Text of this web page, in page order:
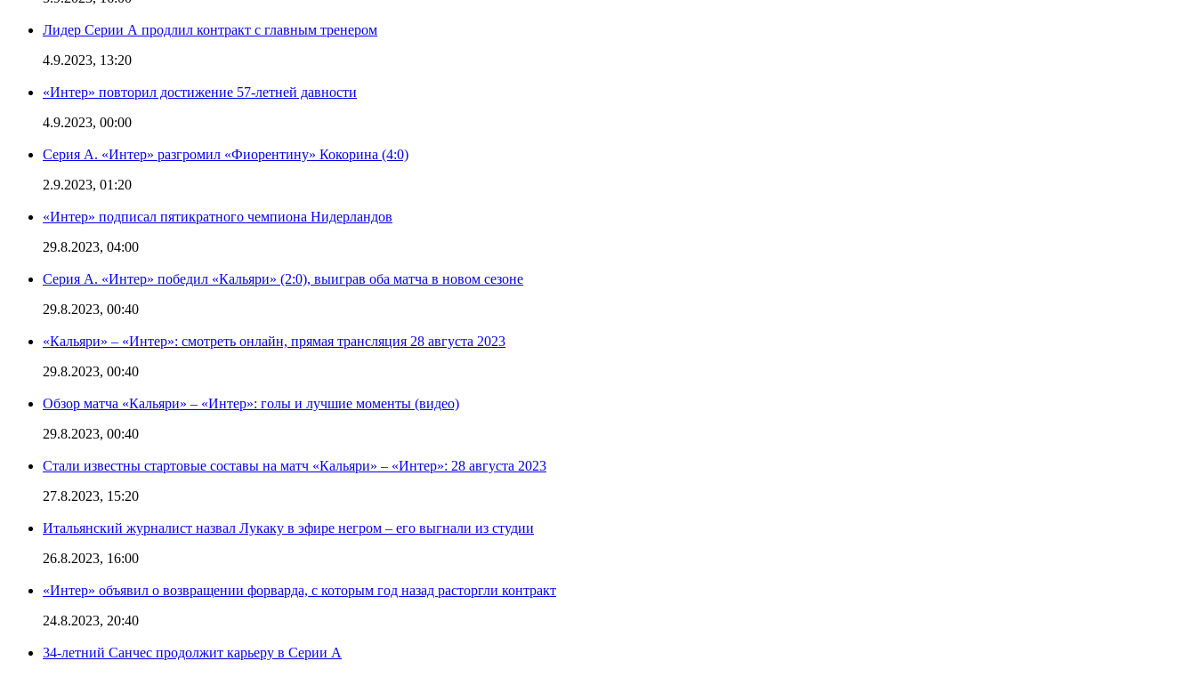
Лидер Серии А продлил контракт с главным тренером
4.9.2023, 13:20
«Интер» повторил достижение 57-летней давности
4.9.2023, 00:00
Серия А. «Интер» разгромил «Фиорентину» Кокорина (4:0)
2.9.2023, 01:20
«Интер» подписал пятикратного чемпиона Нидерландов
29.8.2023, 04:00
Серия А. «Интер» победил «Кальяри» (2:0), выиграв оба матча в новом сезоне
29.8.2023, 00:40
«Кальяри» – «Интер»: смотреть онлайн, прямая трансляция 28 августа 2023
29.8.2023, 00:40
Обзор матча «Кальяри» – «Интер»: голы и лучшие моменты (видео)
29.8.2023, 00:40
Стали известны стартовые составы на матч «Кальяри» – «Интер»: 28 августа 2023
27.8.2023, 15:20
Итальянский журналист назвал Лукаку в эфире негром – его выгнали из студии
26.8.2023, 16:00
«Интер» объявил о возвращении форварда, с которым год назад расторгли контракт
24.8.2023, 20:40
34-летний Санчес продолжит карьеру в Серии А